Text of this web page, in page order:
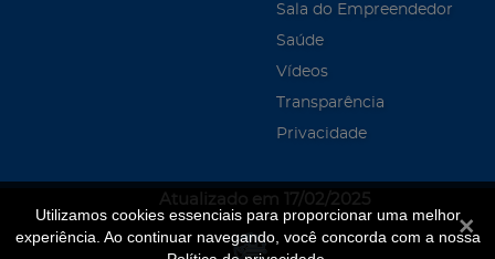
Utilizamos cookies essenciais para proporcionar uma melhor
experiência. Ao continuar navegando, você concorda com a nossa
Sala do Empreendedor
Saúde
Vídeos
Transparência
Privacidade
Atualizado em 17/02/2025